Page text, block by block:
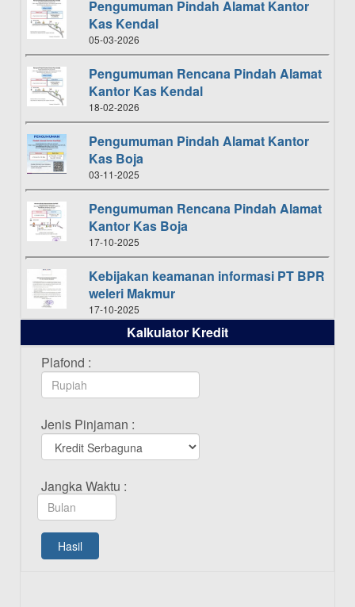
Pengumuman Pindah Alamat Kantor
Kas Kendal
05-03-2026
Pengumuman Rencana Pindah Alamat
Kantor Kas Kendal
18-02-2026
Pengumuman Pindah Alamat Kantor
Kas Boja
03-11-2025
Pengumuman Rencana Pindah Alamat
Kantor Kas Boja
17-10-2025
Kebijakan keamanan informasi PT BPR
weleri Makmur
17-10-2025
Daftar Pemenang Undian TAMASHA
Bulan Oktober 2025
16-10-2025
Bulan September 2025
20-09-2025
Daftar Pemenang Undian TAMASHA
Bulan Agustus 2025
Cabang Pati 13 Agustus 2025
Kalkulator Kredit
Plafond :
Jenis Pinjaman :
Jangka Waktu :
Hasil